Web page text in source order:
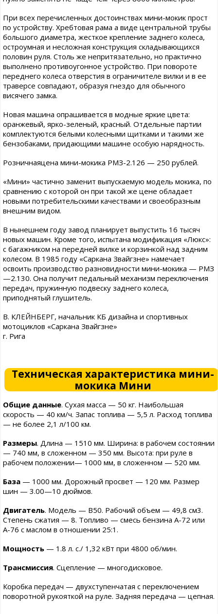
При всех перечисленных достоинствах мини-мокик прост
по устройству. Хребтовая рама а виде центральной трубы
большого диаметра, жесткое крепление заднего колеса,
остроумная и несложная конструкция складывающихся
половин руля. Столь же непритязательно, но практично
выполнено противоугонное устройство. При повороте
переднего колеса отверстия в ограничителе вилки и в ее
траверсе совпадают, образуя гнездо для обычного
висячего замка.
Новая машина опрашивается в модные яркие цвета:
оранжевый, ярко-зеленый, красный. Отдельные партии
комплектуются белыми колесными щитками и такими же
бензобаками, придающими машине особую нарядность.
Розничнаяцена мини-мокика РМЗ-2.126 — 250 рублей.
«Мини» частично заменит выпускаемую модель мокика, по
сравнению с которой он при такой же цене обладает
новыми потребительскими качествами и своеобразным
внешним видом.
В нынешнем году завод планирует выпустить 16 тысяч
новых машин. Кроме того, испытана модификация «Люкс»:
с багажником на передней вилке и корзинкой над задним
колесом. В 1985 году «Саркана Звайгзне» намечает
освоить производство разновидности мини-мокика — РМЗ
—2.130. Она получит педальный механизм переключения
передач, пружинную подвеску заднего колеса,
приподнятый глушитель.
В. КЛЕЙНБЕРГ, начальник КБ дизайна и спортивных
мотоциклов «Саркана Звайгзне»
г. Рига
Техническая характеристика мини-
мокика Мини
Общие данные. Сухая масса — 50 кг. Наибольшая
скорость — 40 км/ч. Запас топлива — 5,5 л. Расход топлива
— не более 2,1 л/100 км.
Размеры. Длина — 1510 мм. Ширина: в рабочем состоянии
— 740 мм, в сложенном — 350 мм. Высота: при руле в
рабочем положении— 1000 мм, в сложенном — 520 мм.
База — 1000 мм. Дорожный просвет — 120 мм. Размер
шин — 3.00—10 дюймов.
Двигатель. Модель — В50. Рабочий объем — 49,8 см3.
Степень сжатия — 8. Топливо — смесь бензина А-72 или
А-76 с маслом в отношении 25:1.
Мощность — 1.8 л. с./ 1,32 кВт при 4800 об/мин.
Трансмиссия. Сцепление — многодисковое.
Коробка передач — двухступенчатая с переключением
поворотной рукояткой на руле. Задняя передача — цепная.